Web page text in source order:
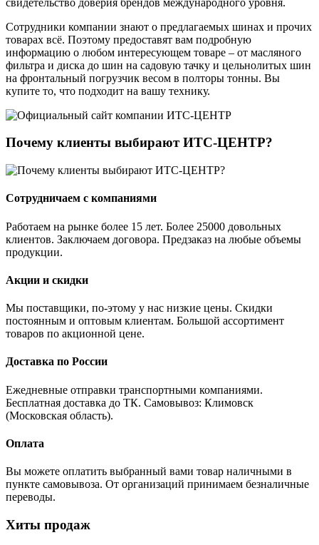
Сотрудники компании знают о предлагаемых шинах и прочих
товарах всё. Поэтому предоставят вам подробную
информацию о любом интересующем товаре – от масляного
фильтра и диска до шин на садовую тачку и цельнолитых шин
на фронтальный погрузчик весом в полторы тонны. Вы
купите то, что подходит на вашу технику.
Почему клиенты выбирают ИТС-ЦЕНТР?
Сотрудничаем с компаниями
Работаем на рынке более 15 лет. Более 25000 довольных
клиентов. Заключаем договора. Предзаказ на любые объемы
продукции.
Акции и скидки
Мы поставщики, по-этому у нас низкие цены. Скидки
постоянным и оптовым клиентам. Большой ассортимент
товаров по акционной цене.
Доставка по России
Ежедневные отправки транспортными компаниями.
Бесплатная доставка до ТК. Самовывоз: Климовск
(Московская область).
Оплата
Вы можете оплатить выбранный вами товар наличными в
пункте самовывоза. От организаций принимаем безналичные
переводы.
Хиты продаж